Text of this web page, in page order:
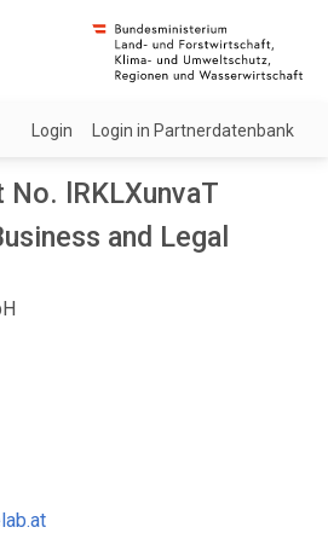
Login Login in Partnerdatenbank
No. lRKLXunvaT
and Legal